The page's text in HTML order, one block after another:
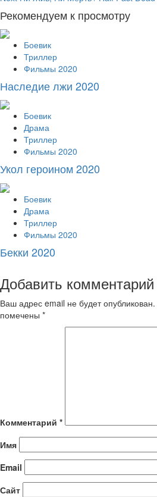
Reading
Рекомендуем к просмотру
Боевик
Триллер
Фильмы 2020
Наследие лжи 2020
Боевик
Драма
Триллер
Фильмы 2020
Укол героином 2020
Боевик
Драма
Триллер
Фильмы 2020
Бекки 2020
Добавить комментарий
Ваш адрес email не будет опубликован.
помечены *
Комментарий *
Имя
Email
Сайт